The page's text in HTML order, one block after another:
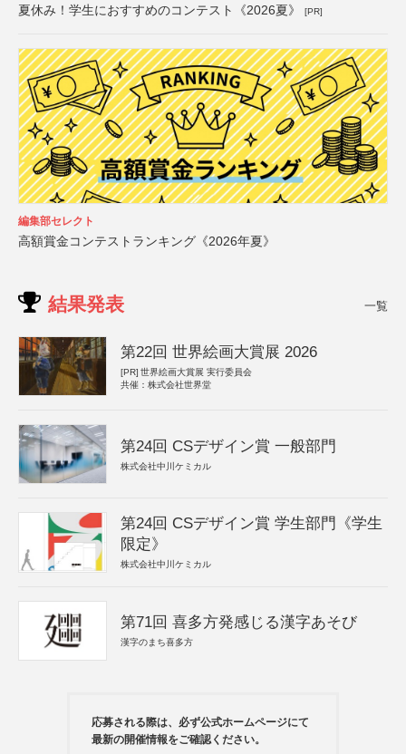
夏休み！学生におすすめのコンテスト《2026夏》 [PR]
編集部セレクト
高額賞金コンテストランキング《2026年夏》
結果発表 一覧
第22回 世界絵画大賞展 2026
[PR] 世界絵画大賞展 実行委員会
共催：株式会社世界堂
第24回 CSデザイン賞 一般部門
株式会社中川ケミカル
第24回 CSデザイン賞 学生部門《学生
限定》
株式会社中川ケミカル
第71回 喜多方発感じる漢字あそび
漢字のまち喜多方
応募される際は、必ず公式ホームページにて
最新の開催情報をご確認ください。